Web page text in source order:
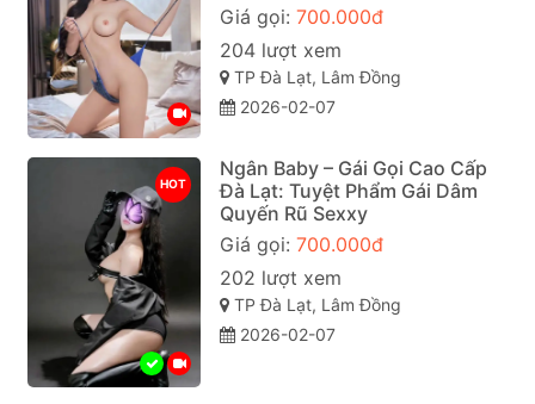
Giá gọi: 700.000đ
204 lượt xem
TP Đà Lạt, Lâm Đồng
2026-02-07
HOT
Ngân Baby – Gái Gọi Cao Cấp
Đà Lạt: Tuyệt Phẩm Gái Dâm
Quyến Rũ Sexxy
Giá gọi: 700.000đ
202 lượt xem
TP Đà Lạt, Lâm Đồng
2026-02-07